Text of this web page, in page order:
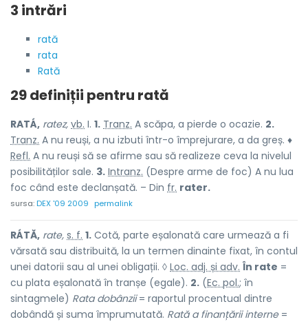
3 intrări
rată
rata
Rată
29 definiții pentru rată
RATÁ, ratez, vb. I. 1. Tranz. A scăpa, a pierde o ocazie. 2.
Tranz. A nu reuși, a nu izbuti într-o împrejurare, a da greș. ♦
Refl. A nu reuși să se afirme sau să realizeze ceva la nivelul
posibilităților sale. 3. Intranz. (Despre arme de foc) A nu lua
foc când este declanșată. – Din fr. rater.
sursa:DEX '09 2009 permalink
RÁTĂ, rate, s. f. 1. Cotă, parte eșalonată care urmează a fi
vărsată sau distribuită, la un termen dinainte fixat, în contul
unei datorii sau al unei obligații. ◊ Loc. adj. și adv. În rate =
cu plata eșalonată în tranșe (egale). 2. (Ec. pol.; în
sintagmele) Rata dobânzii= raportul procentual dintre
dobândă și suma împrumutată. Rată a finanțării interne=